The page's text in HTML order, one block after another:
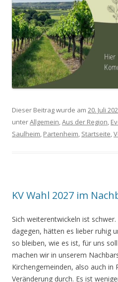
Dieser Beitrag wurde am 20. Juli
unterAllgemein,Aus der Region,
Saulheim, Partenheim, Startseite,
KV Wahl 2027 im
Sich weiterentwickeln ist
dagegen, hätten es lieber ruhig
so bleiben, wie es ist, für uns
machen wir in unserem
Kirchengemeinden, also auch in
Veränderung durch. Es ist